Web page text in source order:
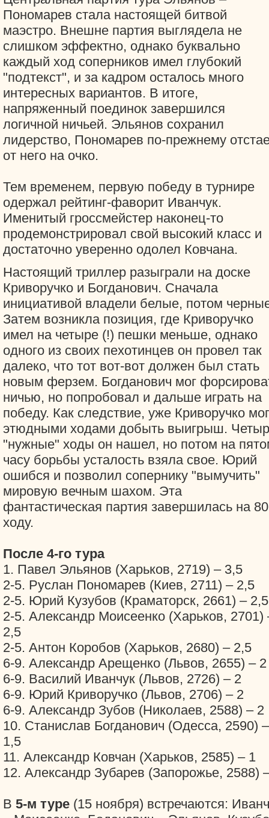
Пономарев стала настоящей битвой
маэстро. Внешне партия выглядела не
слишком эффектно, однако буквально
каждый ход соперников имел глубокий
"подтекст", и за кадром осталось много
интересных вариантов. В итоге,
напряженный поединок завершился
логичной ничьей. Эльянов сохранил
лидерство, Пономарев по-прежнему
от него на очко.
Тем временем, первую победу в турнире
одержал рейтинг-фаворит Иванчук.
Именитый гроссмейстер наконец-то
продемонстрировал свой высокий класс и
достаточно уверенно одолел Ковчана.
Настоящий триллер разыграли на доске
Криворучко и Богданович. Сначала
инициативой владели белые, потом
Затем возникла позиция, где Криворучко
имел на четыре (!) пешки меньше, однако
одного из своих пехотинцев он провел так
далеко, что тот вот-вот должен был стать
новым ферзем. Богданович мог
ничью, но попробовал и дальше играть на
победу. Как следствие, уже Криворучко мог
этюдными ходами добыть выигрыш.
"нужные" ходы он нашел, но потом на
часу борьбы усталость взяла свое. Юрий
ошибся и позволил сопернику "вымучить"
мировую вечным шахом. Эта
фантастическая партия завершилась на
ходу.
После 4-го тура
1. Павел Эльянов (Харьков, 2719) – 3,5
2-5. Руслан Пономарев (Киев, 2711) – 2,5
2-5. Юрий Кузубов (Краматорск, 2661) – 2,5
2-5. Александр Моисеенко (Харьков, 2701)
2,5
2-5. Антон Коробов (Харьков, 2680) – 2,5
6-9. Александр Арещенко (Львов, 2655) – 2
6-9. Василий Иванчук (Львов, 2726) – 2
6-9. Юрий Криворучко (Львов, 2706) – 2
6-9. Александр Зубов (Николаев, 2588) – 2
10. Станислав Богданович (Одесса, 2590) –
1,5
11. Александр Ковчан (Харьков, 2585) – 1
12. Александр Зубарев (Запорожье, 2588)
В 5-м туре (15 ноября) встречаются: